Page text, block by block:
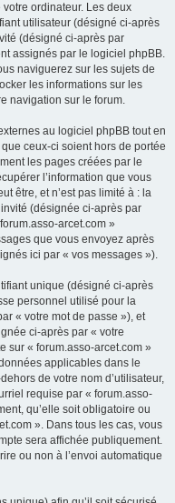
ordinateur. Les deux
utilisateur (désigné ci-après
(désigné ci-après par
assignés par le logiciel phpBB.
naviguerez sur les sujets de
les informations sur les
navigation sur le forum.
au logiciel phpBB tout en
ceux-ci soient hors de portée
les pages créées par le
l’information que vous
être, et n’est pas limité à : la
(désignée ci-après par
arcet.com »
que vous envoyez après
ici par « vos messages »).
unique (désigné ci-après
personnel utilisé pour la
« votre mot de passe »), et
ci-après par « votre
sur « forum.asso-arcet.com »
applicables dans le
de votre nom d’utilisateur,
requise par « forum.asso-
qu’elle soit obligatoire ou
». Dans tous les cas, vous
sera affichée publiquement.
ou non à l’envoi automatique